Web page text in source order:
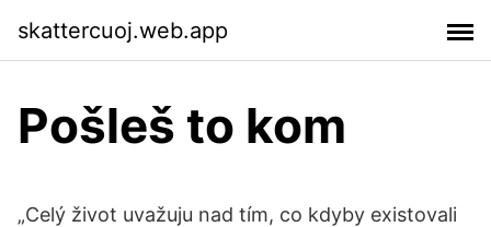
skattercuoj.web.app
Pošleš to kom
„Celý život uvažuju nad tím, co kdyby existovali